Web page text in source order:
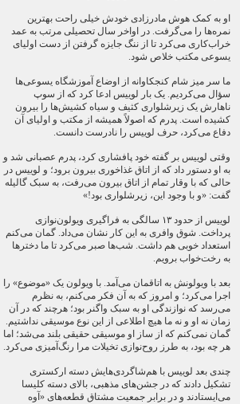
او به کمک هوش مادرزادی خودش خیلی راحت بهترین
نمره‌ها را می‌گرفت. در اواخر سال تحصیلی مرتب به عمد
خراب‌کاری می‌کرد تا از ننگ جایزه گرفتن از دست اولیای
یسوعی مکتب خلاص شود.
ما سر میز شام کنجکاوانه از اوضاع آموزشگاه یسوعی‌ها
سؤال می‌کردیم. یک بار لوییس ادعا کرد که از سوپ
ناهارش یک زیرشلواری کثیف و سیاه کشیش‌ها را بیرون
کشیده است. پدرم که اصولاً همیشه از مکتب و اولیای آن
دفاع می‌کرد، حرف لوییس را نادرست دانست.
وقتی لوییس بر گفته خود پافشاری کرد، پدرم عصبانی شد و
به او دستور داد که از اتاق غذاخوری بیرون برود؛ و لوییس در
حالی که با وقار تمام از اتاق بیرون می‌رفت، به سبک گالیله
گفت: «و با وجود این، زیرشلواری بود!»
لوییس از حدود ۱۳ سالگی به فراگیری ویولون‌نوازی
پرداخت. شوق وافری به این کار نشان می‌داد. گمان می‌کنم
استعداد خوبی هم داشت. شب‌ها صبر می‌کرد تا ما دخترها
به رخت‌خواب برویم.
بعد با ویولونش به اتاقمان می‌آمد. با ویولون یک «موضوع» را
اجرا می‌کرد؛ و امروز که به آن فکر می‌کنم، به نظرم
می‌رسد که نوازندگی او به سبک واگنر بود؛ هرچند که در آن
زمان نه او و نه ما هیچ اطلاعی از این نوع موسیقی نداشتیم.
گمان نمی‌کنم که از ساز او موسیقی حقیقی بلند می‌شد؛ اما
هر چه بود، به طرز روح‌نوازی تخیلات مرا رنگ‌آمیزی می‌کرد.
چندی بعد لوییس با هم‌شاگردی‌هایش دسته ارکستری
تشکیل دادند که در جشن‌های مذهبی، بالای دسته کلیسا
می‌ایستادند و در برابر جمعیت مشتاق قطعه‌های «آوه